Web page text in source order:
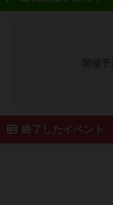
開催
終了したイベント